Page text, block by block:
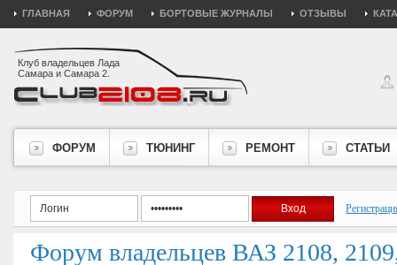
ГЛАВНАЯ ФОРУМ БОРТОВЫЕ ЖУРНАЛЫ ОТЗЫВЫ
Клуб владельцев Лада
Самара и Самара 2.
ФОРУМ ТЮНИНГ РЕМОНТ СТАТЬИ
Форум владельцев ВАЗ 2108,